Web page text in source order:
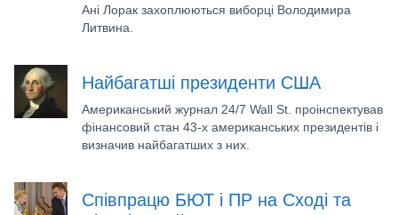
Ані Лорак захоплюються виборці Володимира
Литвина.
Найбагатші президенти США
Американський журнал 24/7 Wall St. проінспектував
фінансовий стан 43-х американських президентів і
визначив найбагатших з них.
Співпрацю БЮТ і ПР на Сході та